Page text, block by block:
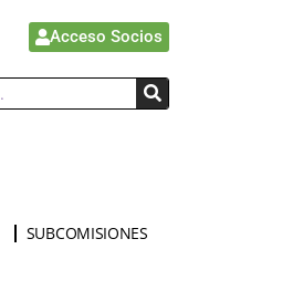
Acceso Socios
SUBCOMISIONES